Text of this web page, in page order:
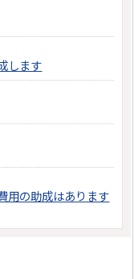
します
用の助成はあります